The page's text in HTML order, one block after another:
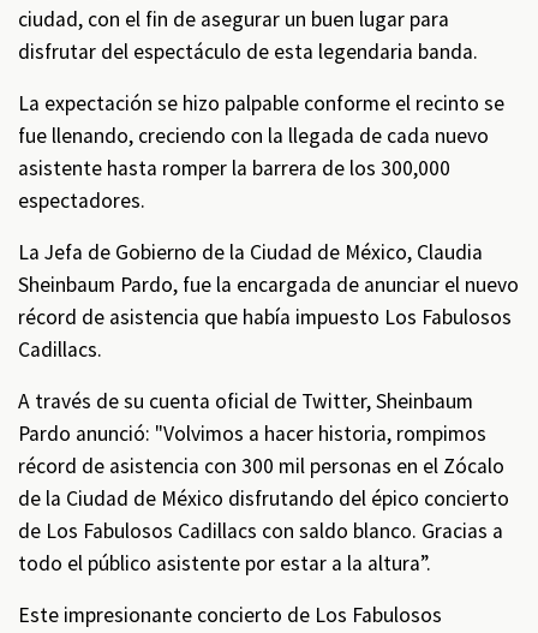
ciudad, con el fin de asegurar un buen lugar para
disfrutar del espectáculo de esta legendaria banda.
La expectación se hizo palpable conforme el recinto se
fue llenando, creciendo con la llegada de cada nuevo
asistente hasta romper la barrera de los 300,000
espectadores.
La Jefa de Gobierno de la Ciudad de México, Claudia
Sheinbaum Pardo, fue la encargada de anunciar el nuevo
récord de asistencia que había impuesto Los Fabulosos
Cadillacs.
A través de su cuenta oficial de Twitter, Sheinbaum
Pardo anunció: "Volvimos a hacer historia, rompimos
récord de asistencia con 300 mil personas en el Zócalo
de la Ciudad de México disfrutando del épico concierto
de Los Fabulosos Cadillacs con saldo blanco. Gracias a
todo el público asistente por estar a la altura”.
Este impresionante concierto de Los Fabulosos